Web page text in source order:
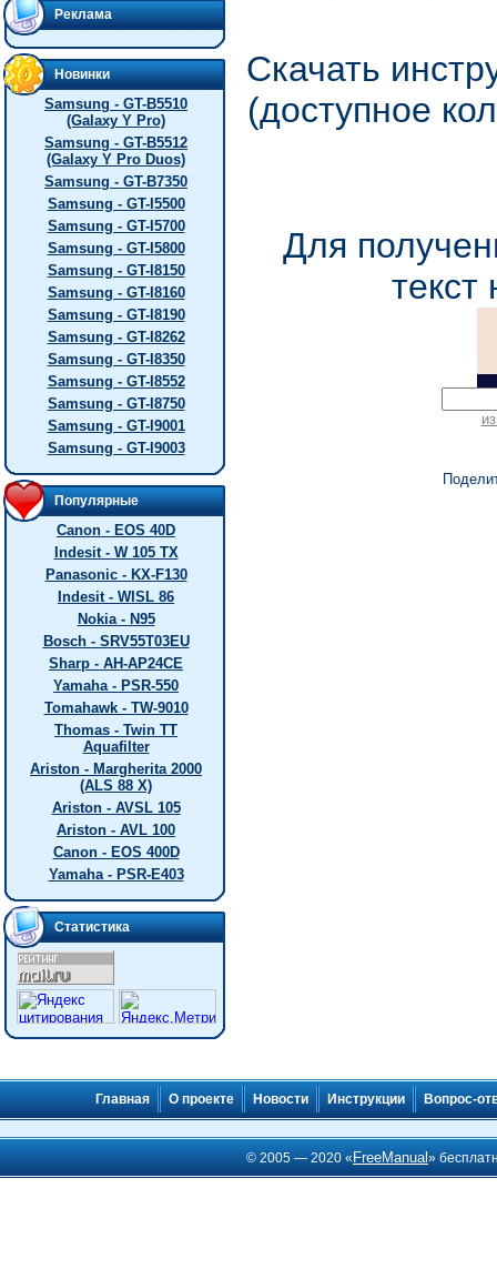
Реклама
Новинки
Samsung - GT-B5510
(Galaxy Y Pro)
Samsung - GT-B5512
(Galaxy Y Pro Duos)
Samsung - GT-B7350
Samsung - GT-I5500
Samsung - GT-I5700
Samsung - GT-I5800
Samsung - GT-I8150
Samsung - GT-I8160
Samsung - GT-I8190
Samsung - GT-I8262
Samsung - GT-I8350
Samsung - GT-I8552
Samsung - GT-I8750
Samsung - GT-I9001
Samsung - GT-I9003
Популярные
Canon - EOS 40D
Indesit - W 105 TX
Panasonic - KX-F130
Indesit - WISL 86
Nokia - N95
Bosch - SRV55T03EU
Sharp - AH-AP24CE
Yamaha - PSR-550
Tomahawk - TW-9010
Thomas - Twin TT
Aquafilter
Ariston - Margherita 2000
(ALS 88 X)
Ariston - AVSL 105
Ariston - AVL 100
Canon - EOS 400D
Yamaha - PSR-E403
Статистика
Скачать
(доступное
Для
текст
Главная О проекте Новости Инструкции Вопрос-
© 2005 — 2020 « FreeManual»